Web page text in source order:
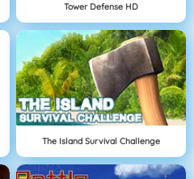
Tower Defense HD
The Island Survival Challenge